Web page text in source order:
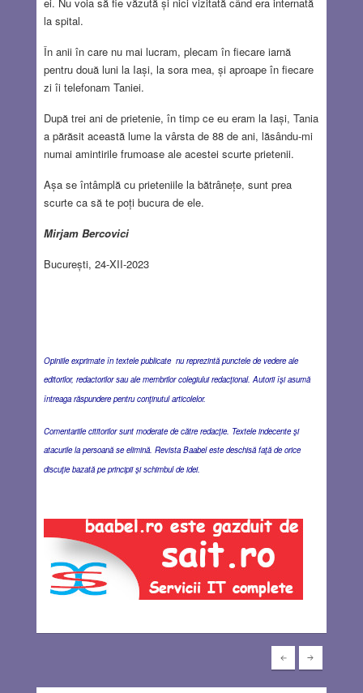
la spital.
În anii în care nu mai lucram, plecam în fiecare iarnă
pentru două luni la Iași, la sora mea, și aproape în fiecare
zi îi telefonam Taniei.
După trei ani de prietenie, în timp ce eu eram la Iași, Tania
a părăsit această lume la vârsta de 88 de ani, lăsându-mi
numai amintirile frumoase ale acestei scurte prietenii.
Așa se întâmplă cu prieteniile la bătrânețe, sunt prea
scurte ca să te poți bucura de ele.
Mirjam Bercovici
București, 24-XII-2023
Opiniile exprimate în textele publicate nu reprezintă punctele de vedere ale
editorilor, redactorilor sau ale membrilor colegiului redacţional. Autorii îşi asumă
întreaga răspundere pentru conţinutul articolelor.
Comentariile cititorilor sunt moderate de către redacţie. Textele indecente şi
atacurile la persoană se elimină. Revista Baabel este deschisă faţă de orice
discuţie bazată pe principii şi schimbul de idei.